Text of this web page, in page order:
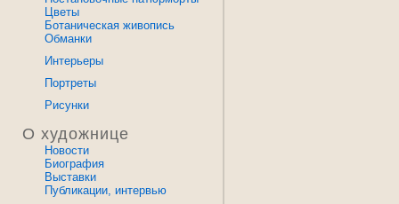
Цветы
Ботаническая живопись
Обманки
Интерьеры
Портреты
Рисунки
О художнице
Новости
Биография
Выставки
Публикации, интервью